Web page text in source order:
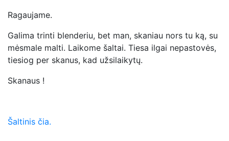
Ragaujame.
Galima trinti blenderiu, bet man, skaniau nors tu ką, su
mėsmale malti. Laikome šaltai. Tiesa ilgai nepastovės,
tiesiog per skanus, kad užsilaikytų.
Skanaus !
Šaltinis čia.